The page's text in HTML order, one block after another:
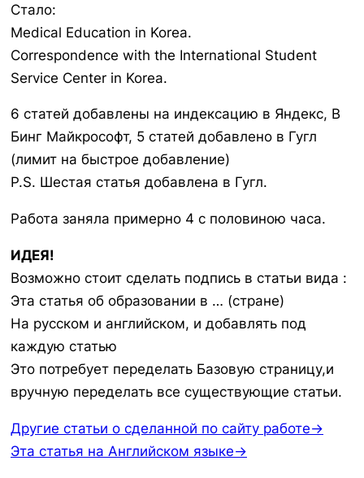
Стало:
Medical Education in Korea.
Correspondence with the International Student
Service Center in Korea.
6 статей добавлены на индексацию в Яндекс, В
Бинг Майкрософт, 5 статей добавлено в Гугл
(лимит на быстрое добавление)
P.S. Шестая статья добавлена в Гугл.
Работа заняла примерно 4 с половиною часа.
ИДЕЯ!
Возможно стоит сделать подпись в статьи вида :
Эта статья об образовании в … (стране)
На русском и английском, и добавлять под
каждую статью
Это потребует переделать Базовую страницу,и
вручную переделать все существующие статьи.
Другие статьи о сделанной по сайту работе→
Эта статья на Английском языке→